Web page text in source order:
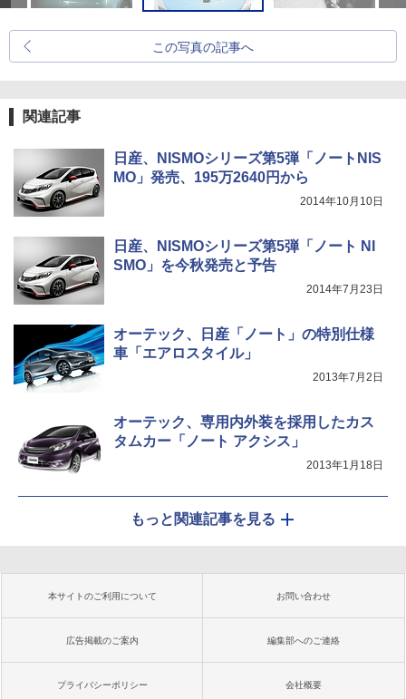
この写真の記事へ
関連記事
日産、NISMOシリーズ第5弾「ノートNIS
MO」発売、195万2640円から
2014年10月10日
日産、NISMOシリーズ第5弾「ノート NI
SMO」を今秋発売と予告
2014年7月23日
オーテック、日産「ノート」の特別仕様
車「エアロスタイル」
2013年7月2日
オーテック、専用内外装を採用したカス
タムカー「ノート アクシス」
2013年1月18日
もっと関連記事を見る
本サイトのご利用について お問い合わせ
広告掲載のご案内 編集部へのご連絡
プライバシーポリシー 会社概要